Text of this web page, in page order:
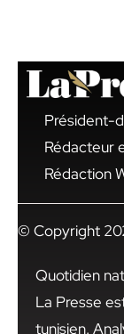
Président-
Rédacteur
Rédaction
© Copyright
Quotidien
La Presse
tunisien.